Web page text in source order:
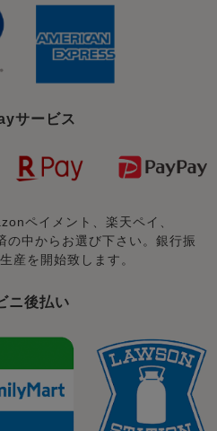
サービス
ペイメント、楽天ペイ、
の中からお選び下さい。銀行振
産を開始致します。
ニ後払い